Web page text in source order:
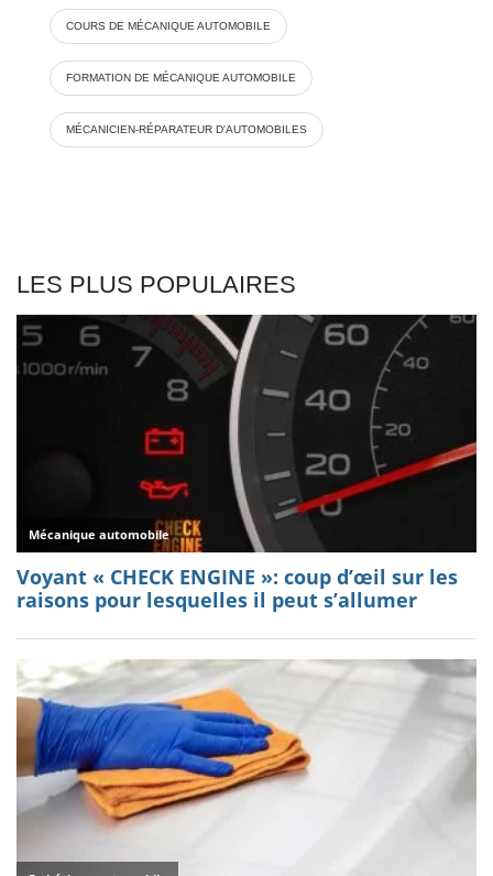
COURS DE MÉCANIQUE AUTOMOBILE
FORMATION DE MÉCANIQUE AUTOMOBILE
MÉCANICIEN-RÉPARATEUR D'AUTOMOBILES
LES PLUS POPULAIRES